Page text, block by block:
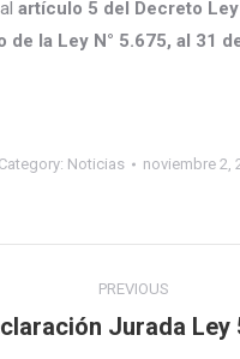
artículo 5 del Decreto
de la Ley N° 5.675, al 31
Category: Noticias noviembre 2,
PREVIOUS
Previous
Jurada Ley